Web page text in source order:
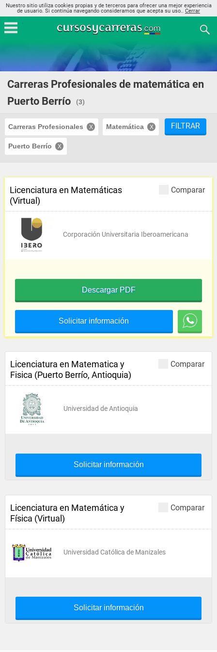
Nuestro sitio utiliza cookies propias y de terceros para ofrecer una mejor experiencia
de usuario. Si continúa navegando consideramos que acepta su uso.. Cerrar
Carreras Profesionales de matemática en
Puerto Berrío
(3)
Carreras Profesionales Matemática
Puerto Berrío
FILTRAR
Comparar
Licenciatura en Matemáticas
(Virtual)
Corporación Universitaria Iberoamericana
Descargar PDF
Solicitar información
Comparar
Licenciatura en Matematica y
Fisica (Puerto Berrío, Antioquia)
Universidad de Antioquia
Solicitar información
Comparar
Licenciatura en Matemática y
Física (Virtual)
Universidad Católica de Manizales
Solicitar información